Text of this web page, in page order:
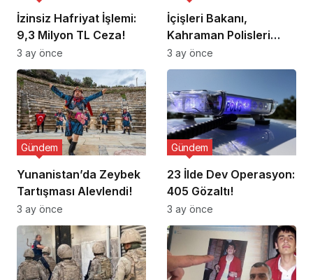
İzinsiz Hafriyat İşlemi:
9,3 Milyon TL Ceza!
3 ay önce
İçişleri Bakanı,
Kahraman Polisleri
Ziyaret Etti
3 ay önce
Yunanistan’da Zeybek
Tartışması Alevlendi!
Gündem
3 ay önce
23 İlde Dev Operasyon:
405 Gözaltı!
Gündem
3 ay önce